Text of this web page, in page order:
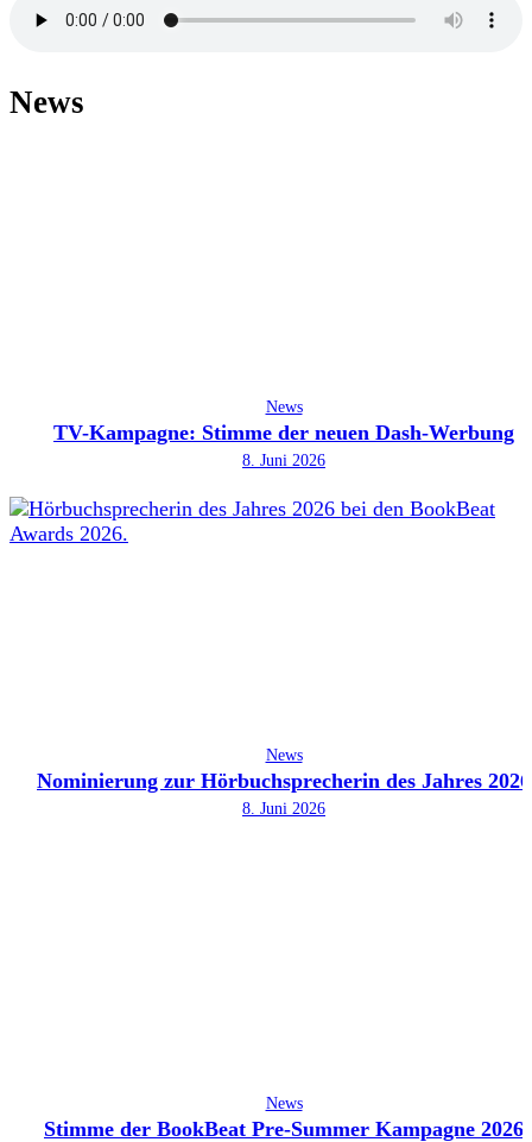
News
News
TV-Kampagne: Stimme der neuen Dash-Werbung
8. Juni 2026
News
Nominierung zur Hörbuchsprecherin des Jahres 2026
8. Juni 2026
News
Stimme der BookBeat Pre-Summer Kampagne 2026